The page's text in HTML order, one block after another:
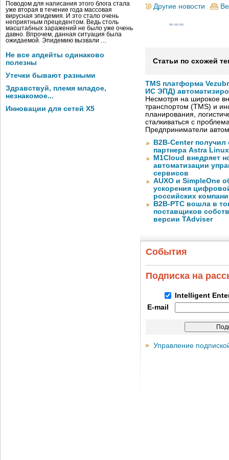
Поводом для написания этого блога стала
уже вторая в течение года массовая
вирусная эпидемия. И это стало очень
неприятным прецедентом. Ведь столь
масштабных заражений не было уже очень
давно. Впрочем, данная ситуация была
ожидаемой. Эпидемию вызвали …
Не все апдейты одинаково
полезны
Утечки бывают разными
Здравствуй, племя младое,
незнакомое...
Инновации для сетей X5
Другие новости
Статьи по схожей
TMS платформа
ИС ЭПД)
Несмотря на широкое
транспортом (TMS) и
планирования,
сталкиваться с
Предприниматели
B2B-Center получил
партнера Astra Linux
M1Cloud внедряет
автоматизации
сервисов
AUXO и SimpleOne
ускорения
российских
B2B-РТС вошла в
поставщиков
версии TAdviser
События
Подписка на
Intelligent
E-mail
Управление